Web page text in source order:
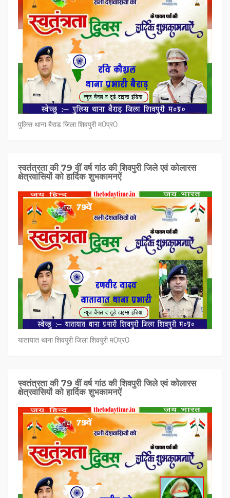
पुलिस थाना बैराड जिला शिवपुरी म0प्र0
स्वतंत्रता की 79 वीं वर्ष गांठ की शिवपुरी जिले एवं कोलारस
क्षेत्रवासियों को हार्दिक शुभकामनऐं
यातायात थाना शिवपुरी जिला शिवपुरी म0प्र0
स्वतंत्रता की 79 वीं वर्ष गांठ की शिवपुरी जिले एवं कोलारस
क्षेत्रवासियों को हार्दिक शुभकामनऐं